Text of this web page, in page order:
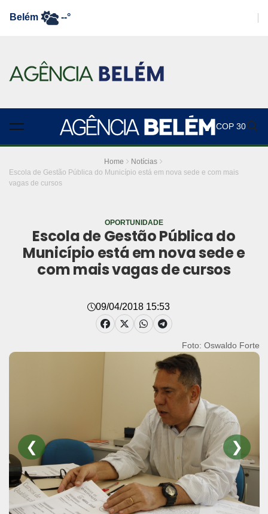
Belém --°
COP 30
Home
Notícias
Escola de Gestão Pública do Município está em nova sede e com mais
vagas de cursos
OPORTUNIDADE
Escola de Gestão Pública do
Município está em nova sede e
com mais vagas de cursos
09/04/2018 15:53
Foto: Oswaldo Forte
❮ ❯